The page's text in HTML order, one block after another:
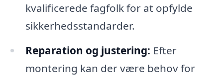
kvalificerede fagfolk for at opfylde
sikkerhedsstandarder.
Reparation og justering: Efter
montering kan der være behov for